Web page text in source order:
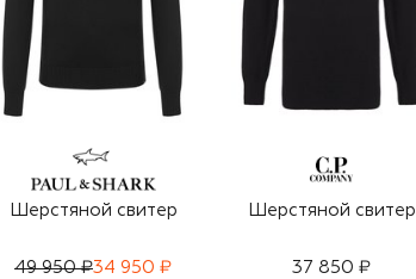
Шерстяной свитер
49 950 ₽34 950 ₽
Шерстяной свитер
37 850 ₽